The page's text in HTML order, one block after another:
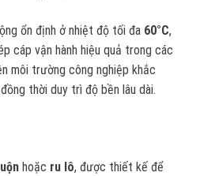
ổn định ở nhiệt độ tối đa 60°C,
cáp vận hành hiệu quả trong các
môi trường công nghiệp khắc
thời duy trì độ bền lâu dài.
hoặc ru lô, được thiết kế để